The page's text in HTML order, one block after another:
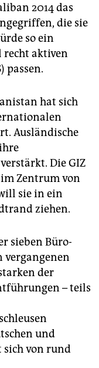
2014 das
die sie
so ein
aktiven
passen.
hat sich
Ausländische
Die GIZ
Zentrum von
sie in ein
ziehen.
sieben Büro-
vergangenen
der
– teils
und
von rund